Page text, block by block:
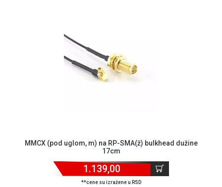
MMCX (pod uglom, m) na RP-SMA(ž) bulkhead dužine
17cm
1.139,00
**cene su izražene u RSD